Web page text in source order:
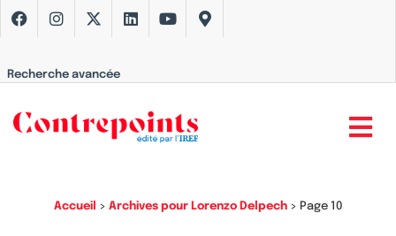
Recherche avancée
Accueil > Archives pour Lorenzo Delpech> Page 10